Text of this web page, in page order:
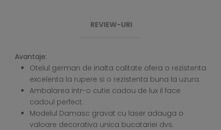
REVIEW-URI
Avantaje:
Otelul german de inalta calitate ofera o rezistenta
excelenta la rupere si o rezistenta buna la uzura.
Ambalarea intr-o cutie cadou de lux il face
cadoul perfect.
Modelul Damasc gravat cu laser adauga o
valoare decorativa unica bucatariei dvs.